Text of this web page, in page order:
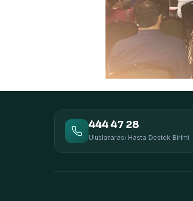
444 47 28
Uluslararası Hasta Destek Birimi